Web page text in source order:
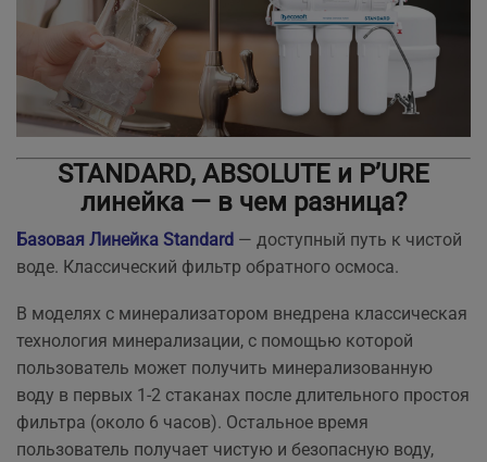
STANDARD, ABSOLUTE и P’URE
линейка — в чем разница?
Базовая Линейка Standard — доступный путь к чистой
воде. Классический фильтр обратного осмоса.
В моделях с минерализатором внедрена классическая
технология минерализации, с помощью которой
пользователь может получить минерализованную
воду в первых 1-2 стаканах после длительного простоя
фильтра (около 6 часов). Остальное время
пользователь получает чистую и безопасную воду,